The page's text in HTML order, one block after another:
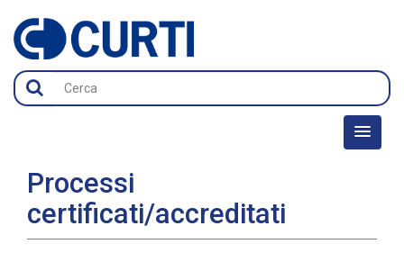
Processi
certificati/accreditati